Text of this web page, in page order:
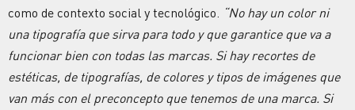
como de contexto social y tecnológico.
“No hay un color ni
una tipografía que sirva para todo y que garantice que va a
funcionar bien con todas las marcas. Si hay recortes de
estéticas, de tipografías, de colores y tipos de imágenes que
van más con el preconcepto que tenemos de una marca. Si